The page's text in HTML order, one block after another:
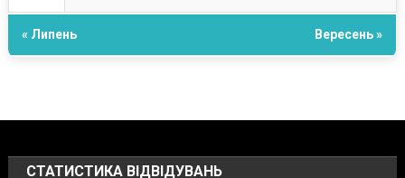
« Липень Вересень »
СТАТИСТИКА ВІДВІДУВАНЬ